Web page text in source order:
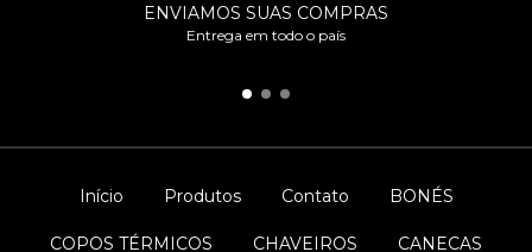
ENVIAMOS SUAS COMPRAS
Entrega em todo o país
Início Produtos Contato BONÉS
COPOS TÉRMICOS CHAVEIROS CANECAS